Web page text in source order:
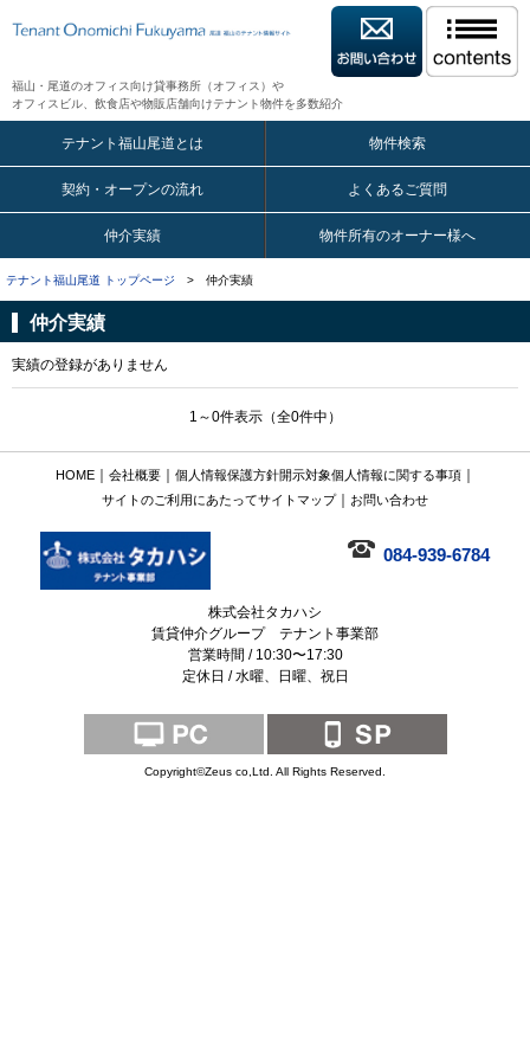
福山・尾道のオフィス向け貸事務所（オフィス）や
オフィスビル、飲食店や物販店舗向けテナント物件を多数紹介
テナント福山尾道とは 物件検索
契約・オープンの流れ よくあるご質問
仲介実績 物件所有のオーナー様へ
テナント福山尾道 トップページ > 仲介実績
仲介実績
実績の登録がありません
1～0件表示（全0件中）
HOME｜ 会社概要｜ 個人情報保護方針開示対象個人情報に関する事項｜
サイトのご利用にあたってサイトマップ｜ お問い合わせ
084-939-6784
株式会社タカハシ
賃貸仲介グループ テナント事業部
営業時間 / 10:30〜17:30
定休日 / 水曜、日曜、祝日
Copyright©Zeus co,Ltd. All Rights Reserved.